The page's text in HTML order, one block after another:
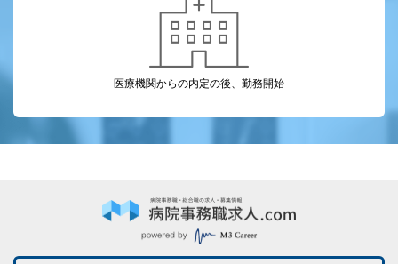
医療機関からの内定の後、勤務開始